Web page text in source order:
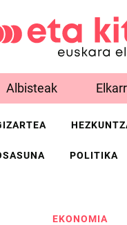
Albisteak
POLITIKA
EKONOMIA